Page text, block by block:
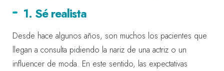
1. Sé realista
Desde hace algunos años, son muchos los pacientes que
llegan a consulta pidiendo la nariz de una actriz o un
influencer de moda. En este sentido, las expectativas